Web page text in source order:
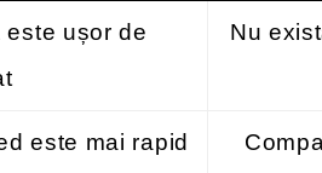
ușor de
Nu
este mai rapid